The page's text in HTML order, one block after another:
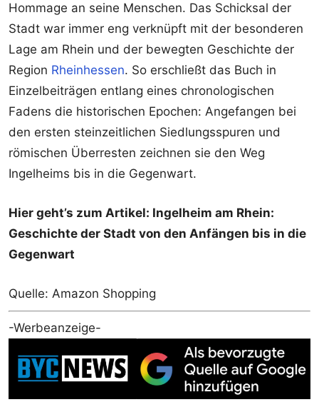
Hommage an seine Menschen. Das Schicksal der
Stadt war immer eng verknüpft mit der besonderen
Lage am Rhein und der bewegten Geschichte der
Region Rheinhessen. So erschließt das Buch in
Einzelbeiträgen entlang eines chronologischen
Fadens die historischen Epochen: Angefangen bei
den ersten steinzeitlichen Siedlungsspuren und
römischen Überresten zeichnen sie den Weg
Ingelheims bis in die Gegenwart.
Hier geht’s zum Artikel: Ingelheim am Rhein:
Geschichte der Stadt von den Anfängen bis in die
Gegenwart
Quelle: Amazon Shopping
-Werbeanzeige-